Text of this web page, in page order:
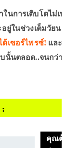
ในการเติบโตไ
ในช่วงเต็มวัยน
เซอร์ไพรซ์! และ
ตลอด..จนกว่า
:
คุณต้